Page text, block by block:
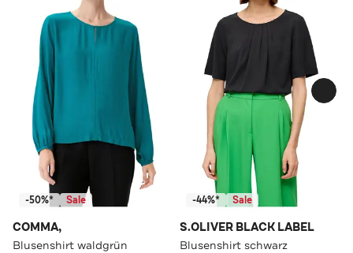
-50%* Sale
COMMA,
Blusenshirt waldgrün
-44%* Sale
S.OLIVER BLACK LABEL
Blusenshirt schwarz